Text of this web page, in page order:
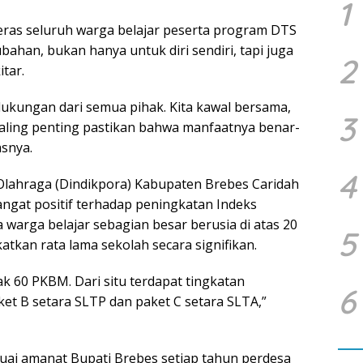
seluruh warga belajar peserta program DTS
bukan hanya untuk diri sendiri, tapi juga
dari semua pihak. Kita kawal bersama,
penting pastikan bahwa manfaatnya benar-
(Dindikpora) Kabupaten Brebes Caridah
positif terhadap peningkatan Indeks
belajar sebagian besar berusia di atas 20
rata lama sekolah secara signifikan.
60 PKBM. Dari situ terdapat tingkatan
B setara SLTP dan paket C setara SLTA,”
amanat Bupati Brebes setiap tahun perdesa
1
2
3
4
5
6